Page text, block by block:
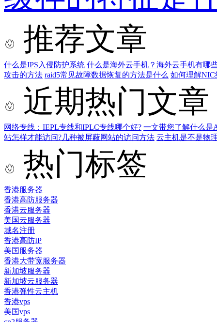
推荐文章
什么是IPS入侵防护系统 什么是海外云手机？海外云手机有哪
攻击的方法 raid5常见故障数据恢复的方法是什么 如何理解
近期热门文章
网络专线：IEPL专线和IPLC专线哪个好? 一文带您了解什么是
站怎样才能访问?几种被屏蔽网站的访问方法 云主机是不是物
热门标签
香港服务器
香港高防服务器
香港云服务器
美国云服务器
域名注册
香港高防IP
美国服务器
香港大带宽服务器
新加坡服务器
新加坡云服务器
香港弹性云主机
香港vps
美国vps